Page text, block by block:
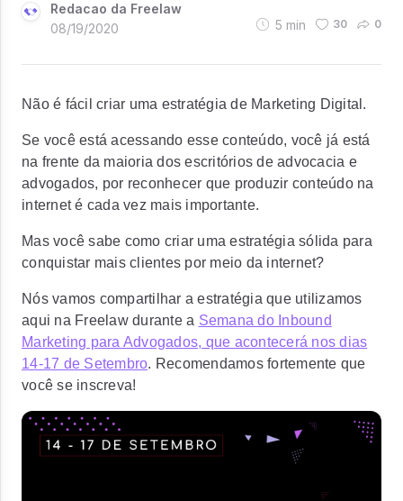
Redacao da Freelaw
08/19/2020
5 min 30 0
Não é fácil criar uma estratégia de Marketing Digital.
Se você está acessando esse conteúdo, você já está
na frente da maioria dos escritórios de advocacia e
advogados, por reconhecer que produzir conteúdo na
internet é cada vez mais importante.
Mas você sabe como criar uma estratégia sólida para
conquistar mais clientes por meio da internet?
Nós vamos compartilhar a estratégia que utilizamos
aqui na Freelaw durante a Semana do Inbound
Marketing para Advogados, que acontecerá nos dias
14-17 de Setembro. Recomendamos fortemente que
você se inscreva!